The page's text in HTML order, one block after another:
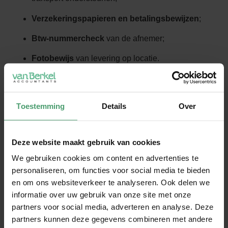
Toestemming Details Over
Deze website maakt gebruik van cookies
We gebruiken cookies om content en advertenties te
personaliseren, om functies voor social media te bieden
en om ons websiteverkeer te analyseren. Ook delen we
informatie over uw gebruik van onze site met onze
partners voor social media, adverteren en analyse. Deze
partners kunnen deze gegevens combineren met andere
Verzekeringspapieren en betalingsbewijzen;
Btw-nummercheck van de afnemer;
Fotobewijs van levering op locatie.
Vrijspraak in een strafzaak? Niet automatisch
gebrek aan opzet. Maar de rechtbank wees erop dat het
belastingrecht een ander bewijskader hanteert. Zelfs
zonder strafbare opzet kan het nultarief worden
geweigerd als het bewijs onvoldoende is.
Wat betekent dit voor jou?
Verkoop je goederen aan klanten in andere EU-landen?